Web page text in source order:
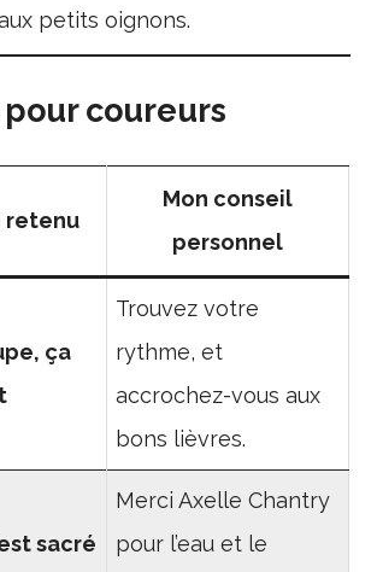
petits oignons.
coureurs
retenu
Mon conseil
personnel
ça
Trouvez votre
rythme, et
accrochez-vous aux
bons lièvres.
sacré
Merci Axelle Chantry
pour l’eau et le